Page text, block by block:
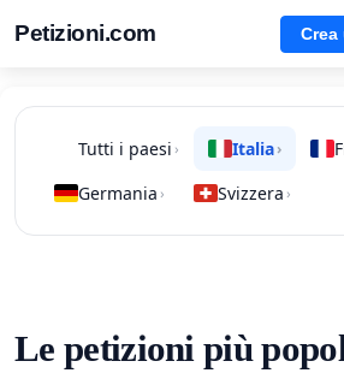
Petizioni.com
Tutti i paesi › Italia›
Germania › Svizzera ›
Le petizioni più